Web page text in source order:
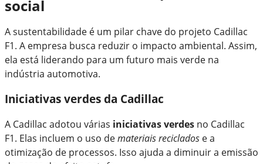
social
A sustentabilidade é um pilar chave do projeto Cadillac
F1. A empresa busca reduzir o impacto ambiental. Assim,
ela está liderando para um futuro mais verde na
indústria automotiva.
Iniciativas verdes da Cadillac
A Cadillac adotou várias iniciativas verdes no Cadillac
F1. Elas incluem o uso demateriais reciclados e a
otimização de processos. Isso ajuda a diminuir a emissão